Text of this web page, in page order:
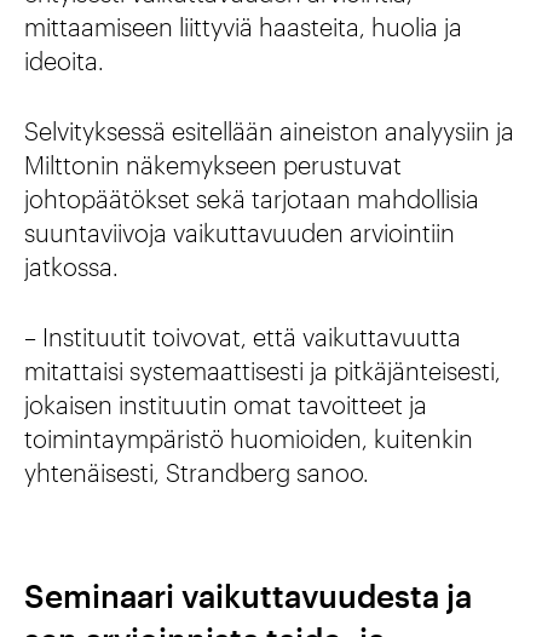
mittaamiseen liittyviä haasteita, huolia ja
ideoita.
Selvityksessä esitellään aineiston analyysiin ja
Milttonin näkemykseen perustuvat
johtopäätökset sekä tarjotaan mahdollisia
suuntaviivoja vaikuttavuuden arviointiin
jatkossa.
– Instituutit toivovat, että vaikuttavuutta
mitattaisi systemaattisesti ja pitkäjänteisesti,
jokaisen instituutin omat tavoitteet ja
toimintaympäristö huomioiden, kuitenkin
yhtenäisesti, Strandberg sanoo.
Seminaari vaikuttavuudesta ja